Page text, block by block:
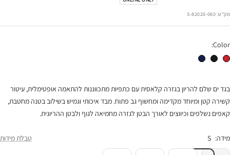
מק"ט: 82020-060-S
Color:
בגד ים שלם להריון Bali אדוםבגד ים שלם להריון Bali שחורבגד ים שלם להריון Bali נייבי
בגד ים שלם להריון בגזרה קלאסית עם כתפיות מתכווננות להתאמה אופטימלית, עיטור
קשירה קטן ומיוחד מקדימה ומחשוף גב פתוח. מבד איכותי וגמיש בשילוב בטנה מחטבת,
קאפים נשלפים וכיווצים לאורך הבטן לגזרה מחמיאה לגוף ולבטן ההריונית.
מידה: S טבלת מידות